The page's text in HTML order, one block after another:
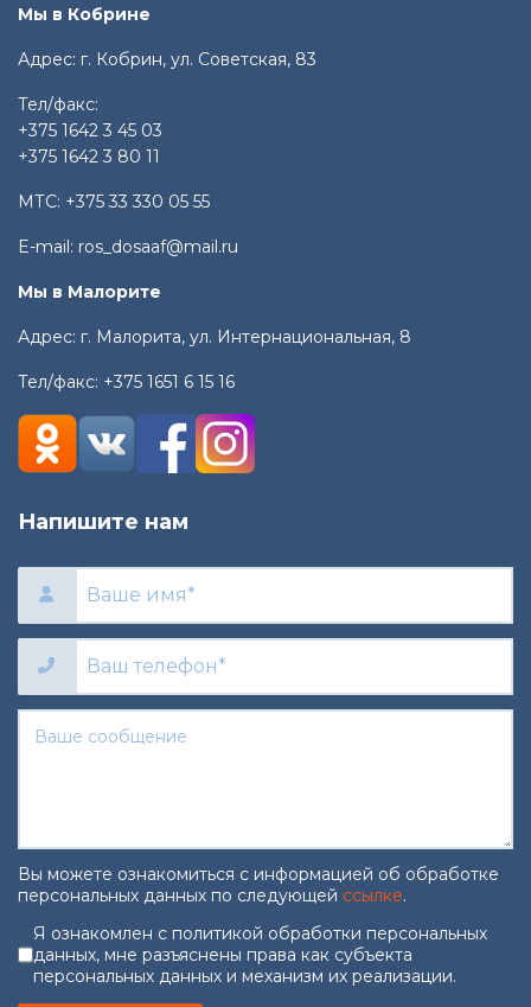
Мы в Кобрине
Адрес: г. Кобрин, ул. Советская, 83
Тел/факс:
+375 1642 3 45 03
+375 1642 3 80 11
МТС: +375 33 330 05 55
E-mail: ros_dosaaf@mail.ru
Мы в Малорите
Адрес: г. Малорита, ул. Интернациональная, 8
Тел/факс: +375 1651 6 15 16
Напишите нам
Вы можете ознакомиться с информацией об обработке
персональных данных по следующей ссылке.
Согласие на обработку
Я ознакомлен с политикой обработки персональных
данных, мне разъяснены права как субъекта
персональных данных и механизм их реализации.